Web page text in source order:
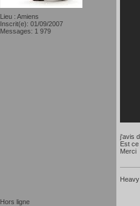
Lieu : Amiens
Inscrit(e): 01/09/2007
Messages: 1 979
j'avis
Est
Merci
Hors ligne